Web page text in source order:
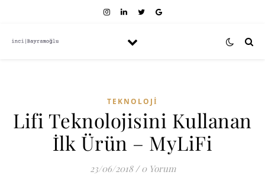
TEKNOLOJI
Lifi Teknolojisini Kullanan
İlk Ürün – MyLiFi
23/06/2018 / 0 Yorum